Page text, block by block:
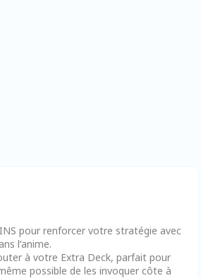
pour renforcer votre stratégie avec
l’anime.
à votre Extra Deck, parfait pour
possible de les invoquer côte à